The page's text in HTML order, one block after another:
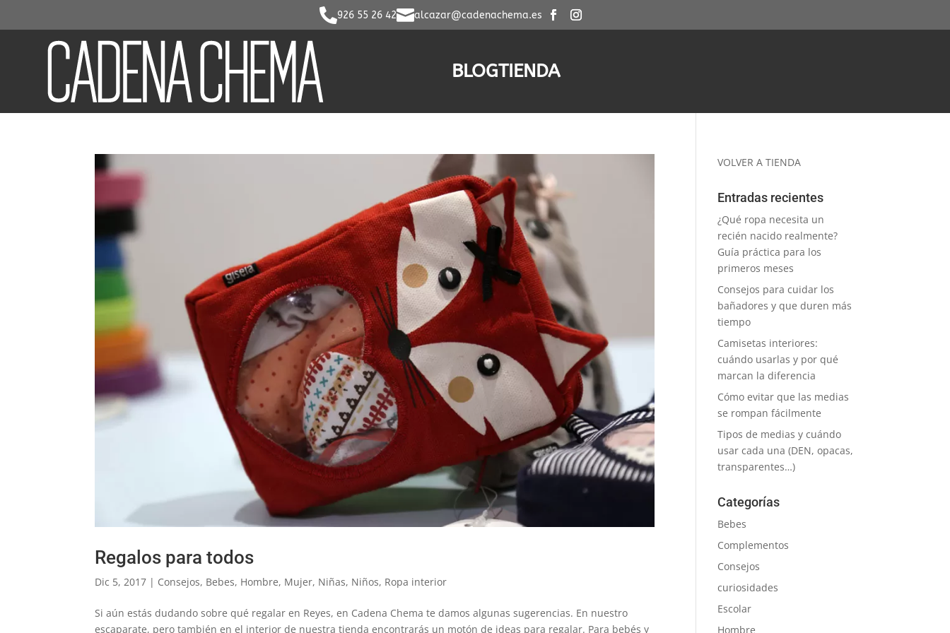
926 55 26 42alcazar@cadenachema.es
BLOGTIENDA
Regalos para todos
Dic 5, 2017 | Consejos, Bebes, Hombre, Mujer, Niñas, Niños, Ropa interior
Si aún estás dudando sobre qué regalar en Reyes, en Cadena Chema te damos algunas sugerencias. En nuestro
escaparate, pero también en el interior de nuestra tienda encontrarás un motón de ideas para regalar. Para bebés y
VOLVER A TIENDA
Entradas recientes
¿Qué ropa necesita un
recién nacido realmente?
Guía práctica para los
primeros meses
Consejos para cuidar los
bañadores y que duren más
tiempo
Camisetas interiores:
cuándo usarlas y por qué
marcan la diferencia
Cómo evitar que las medias
se rompan fácilmente
Tipos de medias y cuándo
usar cada una (DEN, opacas,
transparentes…)
Categorías
Bebes
Complementos
Consejos
curiosidades
Escolar
Hombre